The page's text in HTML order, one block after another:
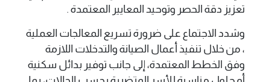
تعزيز دقة الحصر وتوحيد المعايير المعتمدة .
وشدد الاجتماع على ضرورة تسريع المعالجات العملية
، من خلال تنفيذ أعمال الصيانة والتدخلات اللازمة
وفق الخطط المعتمدة، إلى جانب توفير بدائل سكنية